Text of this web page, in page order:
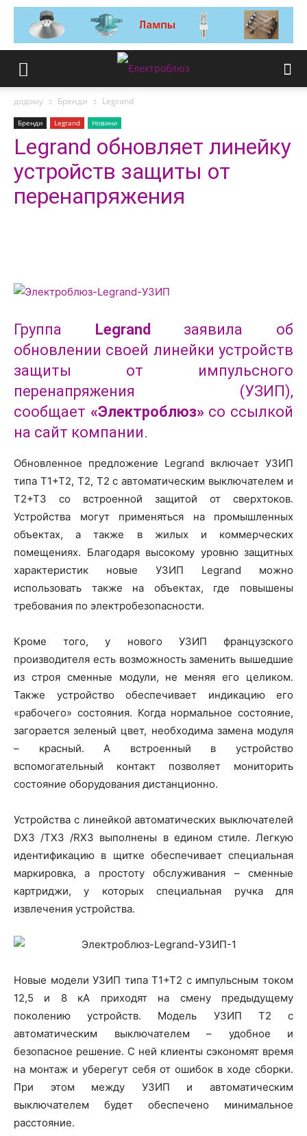
додому Бренди Legrand
Бренди Legrand Новини
Legrand обновляет линейку
устройств защиты от
перенапряжения
Группа Legrand
заявила об
обновлении своей линейки устройств
защиты от импульсного
перенапряжения (УЗИП),
сообщает «Электроблюз» со ссылкой
на сайт компании.
Обновленное предложение Legrand включает УЗИП
типа Т1+Т2, Т2, Т2 с автоматическим выключателем и
Т2+Т3 со встроенной защитой от сверхтоков.
Устройства могут применяться на промышленных
объектах, а также в жилых и коммерческих
помещениях. Благодаря высокому уровню защитных
характеристик новые УЗИП Legrand можно
использовать также на объектах, где повышены
требования по электробезопасности.
Кроме того, у нового УЗИП французского
производителя есть возможность заменить вышедшие
из строя сменные модули, не меняя его целиком.
Также устройство обеспечивает индикацию его
«рабочего» состояния. Когда нормальное состояние,
загорается зеленый цвет, необходима замена модуля
– красный. А встроенный в устройство
вспомогательный контакт позволяет мониторить
состояние оборудования дистанционно.
Устройства с линейкой автоматических выключателей
DX3 /TX3 /RX3 выполнены в едином стиле. Легкую
идентификацию в щитке обеспечивает специальная
маркировка, а простоту обслуживания – сменные
картриджи, у которых специальная ручка для
извлечения устройства.
Новые модели УЗИП типа Т1+Т2 с импульсным током
12,5 и 8 кА приходят на смену предыдущему
поколению устройств. Модель УЗИП Т2 с
автоматическим выключателем – удобное и
безопасное решение. С ней клиенты сэкономят время
на монтаж и уберегут себя от ошибок в ходе сборки.
При этом между УЗИП и автоматическим
выключателем будет обеспечено минимальное
расстояние.